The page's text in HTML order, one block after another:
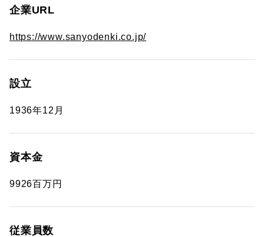
企業URL
https://www.sanyodenki.co.jp/
設立
1936年12月
資本金
9926百万円
従業員数